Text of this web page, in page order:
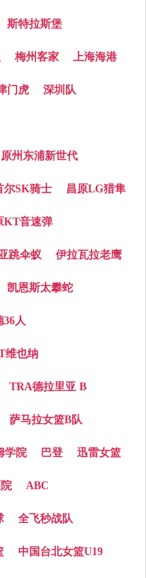
斯特拉斯堡
梅州客家 上海海港
门虎 深圳队
原州东浦新世代
尔SK骑士 昌原LG猎隼
KT音速弹
跳伞蚁 伊拉瓦拉老鹰
凯恩斯太攀蛇
36人
维也纳
TRA德拉里亚 B
萨马拉女篮B队
学院 巴登 迅雷女篮
ABC
全飞秒战队
中国台北女篮U19